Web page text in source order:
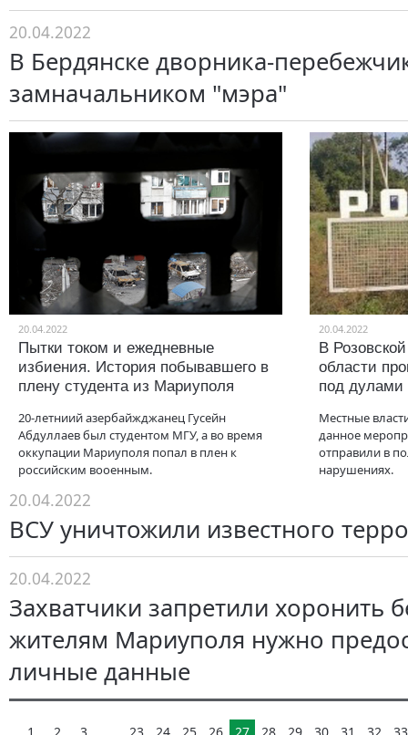
20.04.2022
В Бердянске дворника-
замначальником "мэра"
20.04.2022
Пытки током и ежедневные
избиения. История побывавшего в
плену студента из Мариуполя
20-летниий азербайжджанец Гусейн
Абдуллаев был студентом МГУ, а во время
оккупации Мариуполя попал в плен к
российским вооенным.
20.04.2022
В
области
под дулами
Местные
данное
отправили в
нарушениях.
20.04.2022
ВСУ уничтожили известного
20.04.2022
Захватчики запретили хоронить
жителям Мариуполя нужно
личные данные